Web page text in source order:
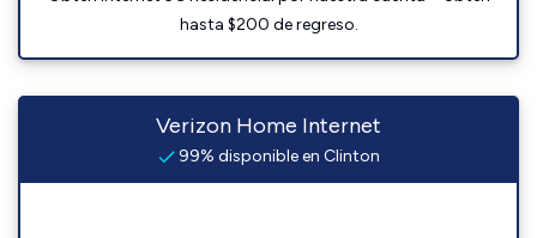
hasta $200 de regreso.
Verizon Home Internet
99% disponible en Clinton